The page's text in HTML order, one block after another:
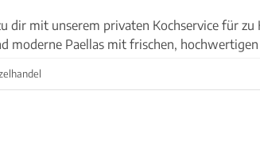
dir mit unserem privaten Kochservice für zu
moderne Paellas mit frischen,